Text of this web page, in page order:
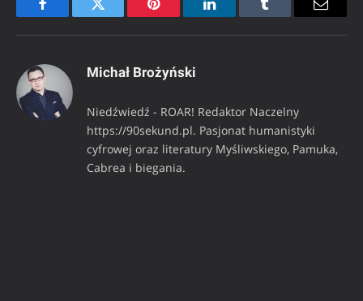
FacebookTwitter Pinterest LinkedInTumblr Email
Michał Brożyński
Niedźwiedź - ROAR! Redaktor Naczelny
https://90sekund.pl. Pasjonat humanistyki
cyfrowej oraz literatury Myśliwskiego, Pamuka,
Cabrea i biegania.